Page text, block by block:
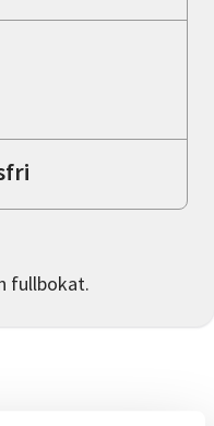
fullbokat.